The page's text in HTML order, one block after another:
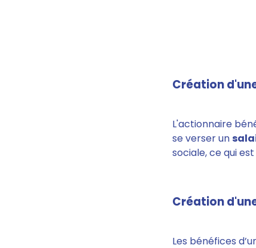
Création
L'actionnaire
se verser un
sociale, ce qui
Création
Les bénéfices